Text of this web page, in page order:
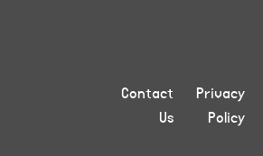
Privacy
Policy
Contact
Us